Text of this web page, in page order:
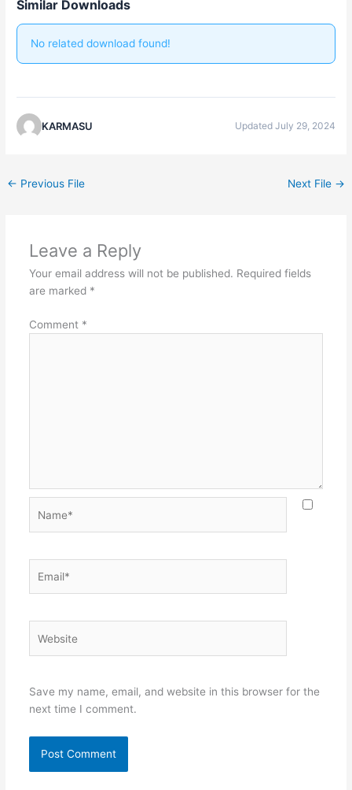
Similar Downloads
No related download found!
KARMASU Updated July 29, 2024
← Previous File Next File →
Leave a Reply
Your email address will not be published. Required fields
are marked *
Comment *
Save my name, email, and website in this browser for the
next time I comment.